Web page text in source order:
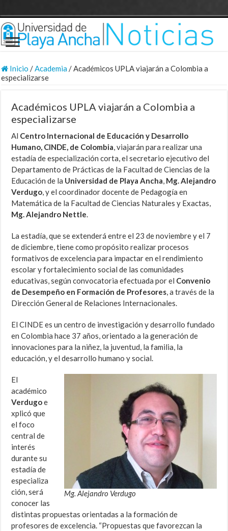
Inicio /Academia/Académicos UPLA viajarán a Colombia a
especializarse
Académicos UPLA viajarán a Colombia a
especializarse
Al Centro Internacional de Educación y Desarrollo
Humano, CINDE, de Colombia, viajarán para realizar una
estadía de especialización corta, el secretario ejecutivo del
Departamento de Prácticas de la Facultad de Ciencias de la
Educación de la Universidad de Playa Ancha, Mg. Alejandro
Verdugo, y el coordinador docente de Pedagogía en
Matemática de la Facultad de Ciencias Naturales y Exactas,
Mg. Alejandro Nettle.
La estadía, que se extenderá entre el 23 de noviembre y el 7
de diciembre, tiene como propósito realizar procesos
formativos de excelencia para impactar en el rendimiento
escolar y fortalecimiento social de las comunidades
educativas, según convocatoria efectuada por el Convenio
de Desempeño en Formación de Profesores, a través de la
Dirección General de Relaciones Internacionales.
El CINDE es un centro de investigación y desarrollo fundado
en Colombia hace 37 años, orientado a la generación de
innovaciones para la niñez, la juventud, la familia, la
educación, y el desarrollo humano y social.
Mg. Alejandro Verdugo
El
académico
Verdugoe
xplicó que
el foco
central de
interés
durante su
estadía de
especializa
ción, será
conocer las
distintas propuestas orientadas a la formación de
profesores de excelencia. “Propuestas que favorezcan la